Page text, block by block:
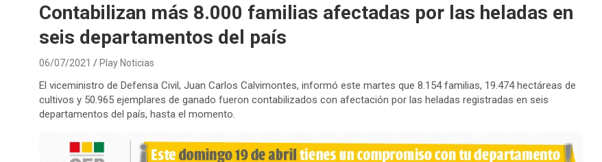
Contabilizan más 8.000 familias afectadas por las heladas en
seis departamentos del país
06/07/2021 Play Noticias
El viceministro de Defensa Civil, Juan Carlos Calvimontes, informó este martes que 8.154 familias, 19.474 hectáreas de
cultivos y 50.965 ejemplares de ganado fueron contabilizados con afectación por las heladas registradas en seis
departamentos del país, hasta el momento.